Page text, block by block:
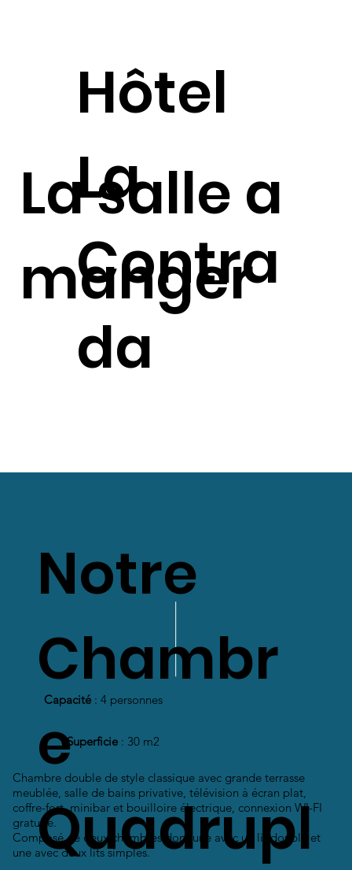
La salle a
manger
Hôtel
La
Contra
da
Notre
Chambr
e
Quadrupl
Chambre double de style classique avec grande terrasse
meublée, salle de bains privative, télévision à écran plat,
coffre-fort, minibar et bouilloire électrique, connexion WI-FI
gratuite.
Composé de deux chambres dont une avec un lit double et
une avec deux lits simples.
Superficie: 30 m2
Capacité: 4 personnes